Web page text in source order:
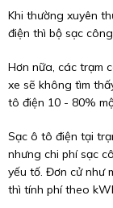
Khi thường xuyên
điện thì bộ sạc
Hơn nữa, các trạm
xe sẽ không tìm
tô điện 10 - 80%
Sạc ô tô điện tại
nhưng chi phí sạc
yếu tố. Đơn cử như
thì tính phí theo